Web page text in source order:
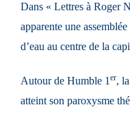
Dans « Lettres à Roger
apparente une
d’eau au centre de la
Autour de Humble 1 er,
atteint son paroxysme